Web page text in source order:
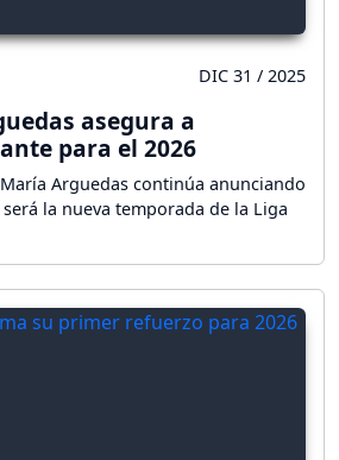
DIC 31 / 2025
asegura a
para el 2026
Arguedas continúa anunciando
la nueva temporada de la Liga